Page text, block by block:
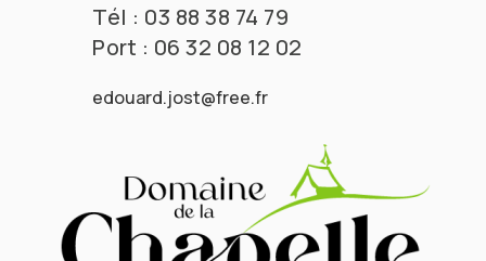
Tél : 03 88 38 74 79
Port : 06 32 08 12 02
edouard.jost@free.fr